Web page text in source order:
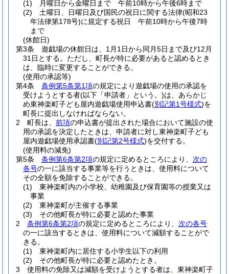
(1)
月曜日から金曜日まで 午前10時から午後6時まで
(2)
土曜日、日曜日及び国民の祝日に関する法律(昭和23
年法律第178号)に規定する祝日 午前10時から午後7時
まで
(休館日)
第3条
遊戯場の休館日は、1月1日から同月5日まで及び12月
31日とする。 ただし、町長が特に必要があると認めるとき
は、臨時に変更することができる。
(使用の承認等)
第4条
条例第5条第1項の規定により遊戯場の使用の承認を
受けようとする者(以下「申請者」という。)は、あらかじ
め東神楽町子ども屋内遊戯場使用申込書(別記第1号様式)を
町長に提出しなければならない。
2
町長は、 前項の申込書が提出された場合において施設の使
用の承認を決定したときは、申請者に対し東神楽町子ども
屋内遊戯場使用承認書(別記第2号様式)を交付する。
(使用料の減免)
第5条
条例第6条第2項の規定に定めるところにより、 次の
各号の一に該当する事業等を行うときは、使用料について
その全額を免除することができる。
(1)
東神楽町内の小学校、幼稚園及び保育園等の授業又は
事業
(2)
東神楽町が主催する事業
(3)
その他町長が特に必要と認めた事業
2
条例第6条第2項の規定に定めるところにより、 次の各号
の一に該当するときは、使用料について減額することがで
きる。
(1)
東神楽町内に居住する小学生以下の利用
(2)
その他町長が特に必要と認めたとき。
3
使用料の免除又は減額を受けようとする者は、東神楽町子